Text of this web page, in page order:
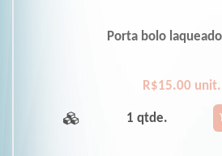
Porta bolo
R$15.00 unit.
1 qtde.